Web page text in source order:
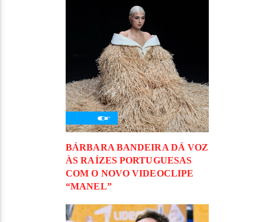
BÁRBARA BANDEIRA DÁ VOZ
ÀS RAÍZES PORTUGUESAS
COM O NOVO VIDEOCLIPE
“MANEL”